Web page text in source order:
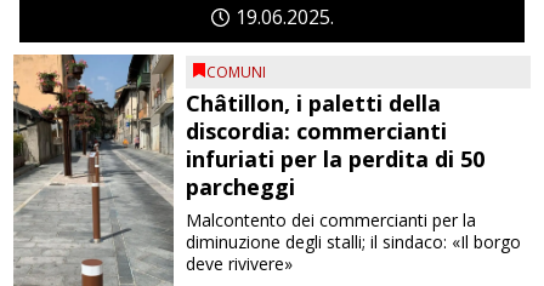
1906 2025
COMUNI
Châtillon, i paletti della
discordia: commercianti
infuriati per la perdita di 50
parcheggi
Malcontento dei commercianti per la
diminuzione degli stalli; il sindaco: «Il borgo
deve rivivere»